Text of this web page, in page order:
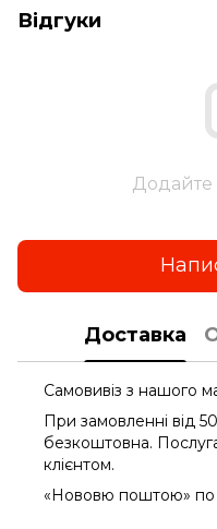
Відгуки
Додайте
Доставка
Самовивіз з нашого
При замовленні від
безкоштовна.
клієнтом.
«Нововю поштою» по